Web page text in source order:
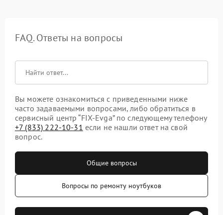
FAQ. Ответы на вопросы
Вы можете ознакомиться с приведенными ниже
часто задаваемыми вопросами, либо обратиться в
сервисный центр “FIX-Evga” по следующему телефону
+7 (833) 222-10-31 если не нашли ответ на свой
вопрос.
Общие вопросы
Вопросы по ремонту ноутбуков